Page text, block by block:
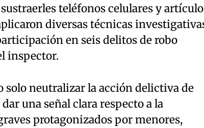
teléfonos celulares y
diversas técnicas
en seis delitos de robo
inspector.
neutralizar la acción delictiva de
una señal clara respecto a la
protagonizados por menores,